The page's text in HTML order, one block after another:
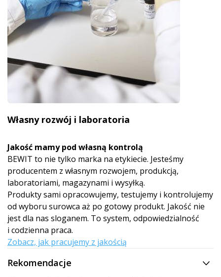
Własny rozwój i laboratoria
Jakość mamy pod własną kontrolą
BEWIT to nie tylko marka na etykiecie. Jesteśmy
producentem z własnym rozwojem, produkcją,
laboratoriami, magazynami i wysyłką.
Produkty sami opracowujemy, testujemy i kontrolujemy
od wyboru surowca aż po gotowy produkt. Jakość nie
jest dla nas sloganem. To system, odpowiedzialność
i codzienna praca.
Zobacz, jak pracujemy z jakością
Rekomendacje